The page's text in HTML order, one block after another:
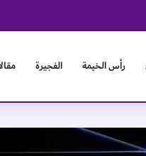
رأس الخيمة الفجيرة